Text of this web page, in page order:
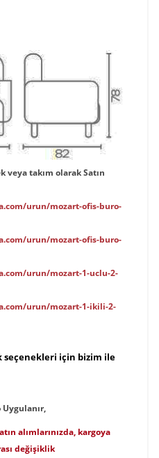
veya takım olarak Satın
urun/mozart-ofis-buro-
urun/mozart-ofis-buro-
urun/mozart-1-uclu-2-
urun/mozart-1-ikili-2-
seçenekleri için bizim ile
alımlarınızda, kargoya
değişiklik